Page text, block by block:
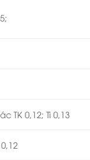
TK 0,12; Ti 0,13